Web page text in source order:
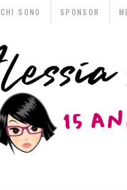
CHI SONO SPONSOR